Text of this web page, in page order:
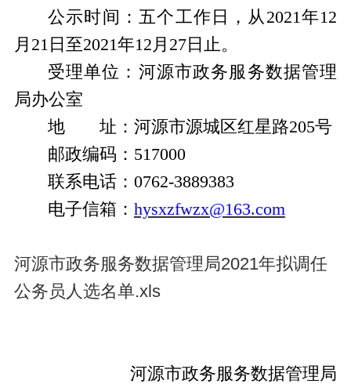
公示时间：五个工作日，从 2021年12
月21日至2021年12月27日止。
受理单位：河源市政务服务数据管理
局办公室
地 址：河源市源城区红星路205号
邮政编码： 517000
联系电话： 0762-3889383
电子信箱： hysxzfwzx@163.com
河源市政务服务数据管理局2021年拟调任
公务员人选名单.xls
河源市政务服务数据管理局